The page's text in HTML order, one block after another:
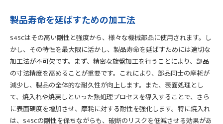
製品寿命を延ばすための加工法
S45Cはその高い剛性と強度から、様々な機械部品に使用されます。し
かし、その特性を最大限に活かし、製品寿命を延ばすためには適切な
加工法が不可欠です。まず、精密な旋盤加工を行うことにより、部品
の寸法精度を高めることが重要です。これにより、部品同士の摩耗が
減少し、製品の全体的な耐久性が向上します。また、表面処理とし
て、焼入れや焼戻しといった熱処理プロセスを導入することで、さら
に表面硬度を増加させ、摩耗に対する耐性を強化します。特に焼入れ
は、S45Cの剛性を保ちながらも、破断のリスクを低減させる効果があ